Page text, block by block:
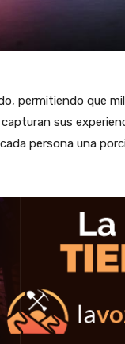
permitiendo que
sus
persona una